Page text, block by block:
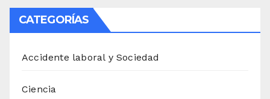
CATEGORÍAS
Accidente laboral y Sociedad
Ciencia